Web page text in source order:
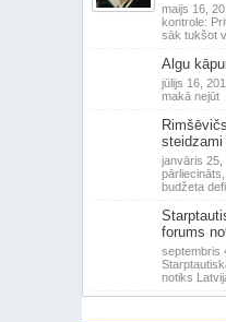
maijs 16,
kontrole:
sāk tukšot
Algu
jūlijs 16,
makā nejūt
janvāris 25,
budžeta
forums
septembris
notiks